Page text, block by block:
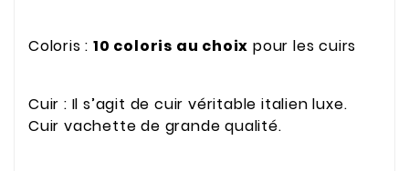
Coloris : 10 coloris au choix pour les cuirs
Cuir : Il s’agit de cuir véritable italien luxe.
Cuir vachette de grande qualité.